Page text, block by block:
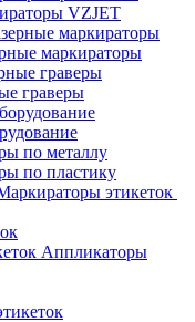
VZJET
маркираторы
граверы
по металлу
по пластику
этикеток
Аппликаторы